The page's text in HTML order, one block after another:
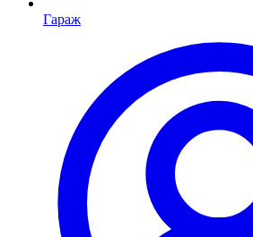
Гараж